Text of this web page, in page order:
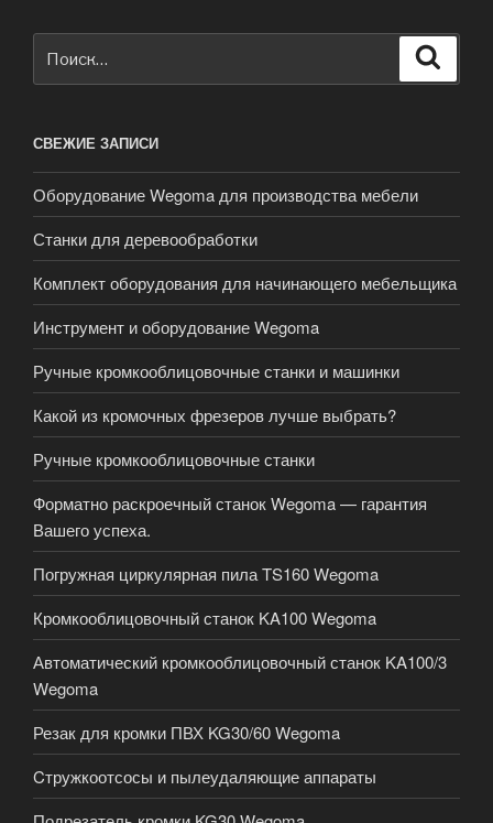
СВЕЖИЕ ЗАПИСИ
Оборудование Wegoma для производства мебели
Станки для деревообработки
Комплект оборудования для начинающего мебельщика
Инструмент и оборудование Wegoma
Ручные кромкооблицовочные станки и машинки
Какой из кромочных фрезеров лучше выбрать?
Ручные кромкооблицовочные станки
Форматно раскроечный станок Wegoma — гарантия
Вашего успеха.
Погружная циркулярная пила TS160 Wegoma
Кромкооблицовочный станок KA100 Wegoma
Автоматический кромкооблицовочный станок KA100/3
Wegoma
Резак для кромки ПВХ KG30/60 Wegoma
Cтружкоотсосы и пылеудаляющие аппараты